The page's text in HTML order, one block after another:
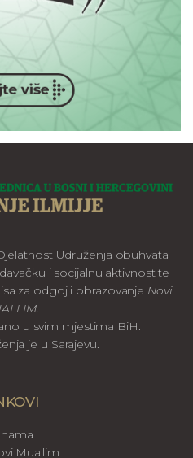
Udruženja obuhvata
i socijalnu aktivnost te
za odgoj i obrazovanje Novi
.
u svim mjestima BiH.
je u Sarajevu.
Muallim